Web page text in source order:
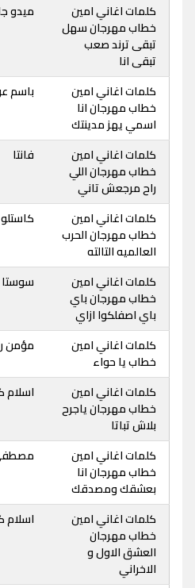
كلمات اغاني امين
خطاب مهرجان سهل
تبقى ترند صعب
تبقى انا
ميدو
كلمات اغاني امين
خطاب مهرجان انا
اسمي يهز مدينتك
باسم
كلمات اغاني امين
خطاب مهرجان اللي
راح مرجعش تاني
فانتا
كلمات اغاني امين
خطاب مهرجان الحرب
العالميه التالته
كاستلو
كلمات اغاني امين
خطاب مهرجان باي
باي اصفلكوا ازاي
سوستا
كلمات اغاني امين
خطاب يا حواء
مؤمن
كلمات اغاني امين
خطاب مهرجان ياجرح
بلاش تباتا
اسلام
كلمات اغاني امين
خطاب مهرجان انا
بعشقك ومصدقك
كلمات اغاني امين
خطاب مهرجان
العشق الاول و
الاخراني
اسلام